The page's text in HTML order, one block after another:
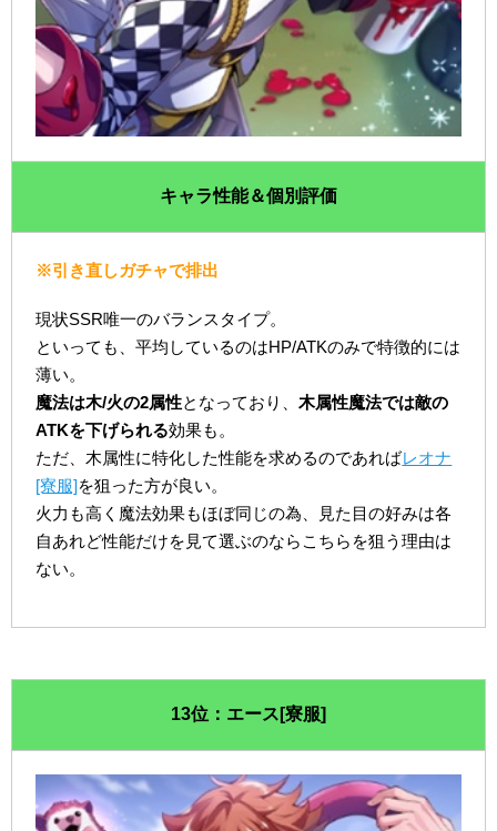
キャラ性能＆個別評価
※引き直しガチャで排出
現状SSR唯一のバランスタイプ。
といっても、平均しているのはHP/ATKのみで特徴的には
薄い。
魔法は木/火の2属性となっており、木属性魔法では敵の
ATKを下げられる効果も。
ただ、木属性に特化した性能を求めるのであればレオナ
[寮服]を狙った方が良い。
火力も高く魔法効果もほぼ同じの為、見た目の好みは各
自あれど性能だけを見て選ぶのならこちらを狙う理由は
ない。
13位：エース[寮服]